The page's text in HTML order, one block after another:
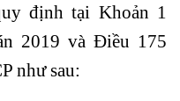
định tại Khoản 1
2019 và Điều 175
như sau: